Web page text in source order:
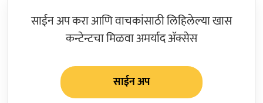
साईन अप करा आणि वाचकांसाठी लिहिलेल्या खास
कन्टेन्टचा मिळवा अमर्याद ॲक्सेस
साईन अप